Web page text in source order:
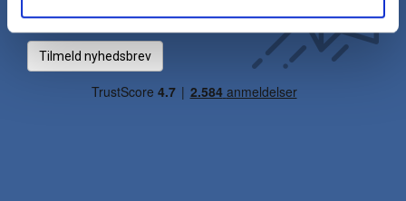
indbakke hver uge.
Tilmeld nyhedsbrev